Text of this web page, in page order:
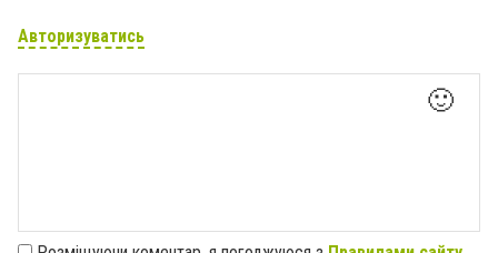
Авторизуватись
🙂